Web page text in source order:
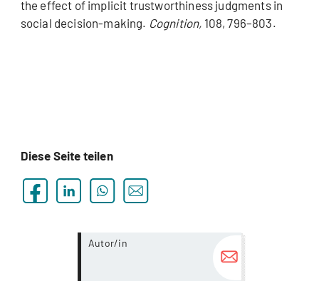
the effect of implicit trustworthiness judgments in
social decision-making. Cognition, 108, 796–803.
Diese Seite teilen
Autor/in more...